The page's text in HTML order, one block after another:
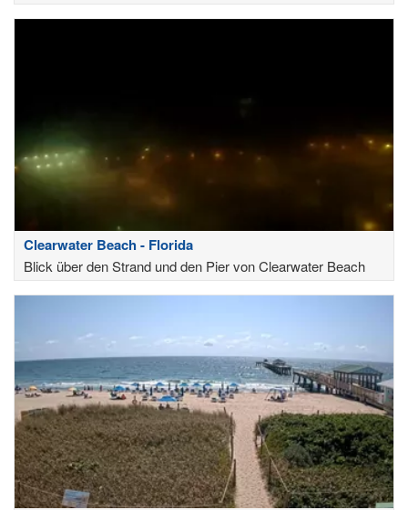
Clearwater Beach - Florida
Blick über den Strand und den Pier von Clearwater Beach